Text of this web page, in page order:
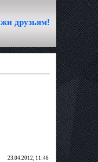
друзьям!
23.04.2012, 11:46